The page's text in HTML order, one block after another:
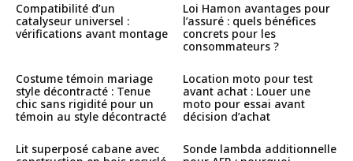
Compatibilité d’un
catalyseur universel :
vérifications avant montage
Loi Hamon avantages pour
l’assuré : quels bénéfices
concrets pour les
consommateurs ?
Costume témoin mariage
style décontracté : Tenue
chic sans rigidité pour un
témoin au style décontracté
Location moto pour test
avant achat : Louer une
moto pour essai avant
décision d’achat
Lit superposé cabane avec
Sonde lambda additionnelle